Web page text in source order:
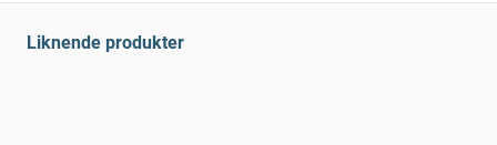
Liknende produkter